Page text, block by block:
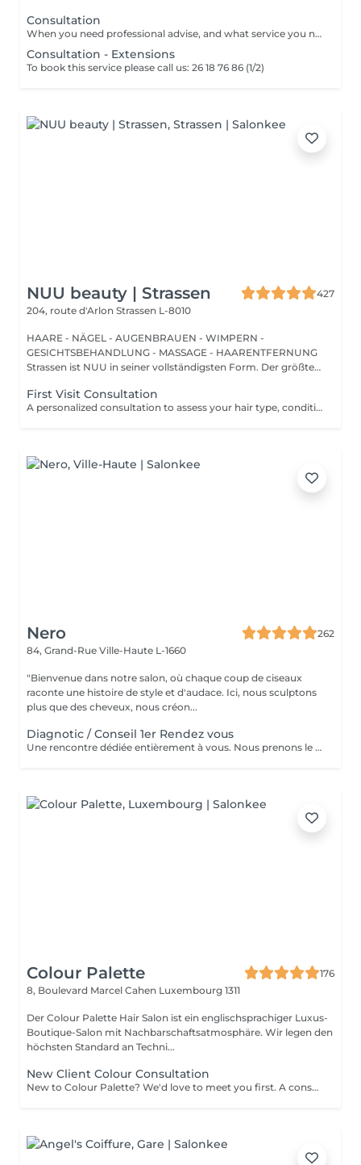
Consultation
When you need professional advise, and what service you need to book.
Consultation - Extensions
To book this service please call us: 26 18 76 86 (1/2)
NUU beauty | Strassen
427
204, route d'Arlon Strassen L-8010
HAARE - NÄGEL - AUGENBRAUEN - WIMPERN -
GESICHTSBEHANDLUNG - MASSAGE - HAARENTFERNUNG
Strassen ist NUU in seiner vollständigsten Form. Der größte
First Visit Consultation
A personalized consultation to assess your hair type, condition, and goals helping us recommend the perfect treatments, color, or cut to suit your style and lifestyle.
Nero
262
84, Grand-Rue Ville-Haute L-1660
"Bienvenue dans notre salon, où chaque coup de ciseaux
raconte une histoire de style et d'audace. Ici, nous sculptons
plus que des cheveux, nous créon...
Diagnotic / Conseil 1er Rendez vous
Une rencontre dédiée entièrement à vous. Nous prenons le temps d'analyser votre chevelure, de comprendre vos habitudes et d'échanger sur vos envies pour définir ensemble la routine et le style qui vous correspondent vraiment. Un moment privilégié pour poser les bases d'un suivi sur mesure.
Colour Palette
176
8, Boulevard Marcel Cahen Luxembourg 1311
Der Colour Palette Hair Salon ist ein englischsprachiger Luxus-
Boutique-Salon mit Nachbarschaftsatmosphäre. Wir legen den
höchsten Standard an Techni...
New Client Colour Consultation
New to Colour Palette? We'd love to meet you first. A consultation is required before booking any new colour service, including highlights, balayage, blonding, and colour transformations. During your consultation, we'll discuss your hair goals, assess your hair, and create a personalised colour plan together. Solid root retouch appointments are exempt from this requirement. Ideal for: Major colour changes Colour corrections First-time lightening or blonding Extension inquiries Unsure clients